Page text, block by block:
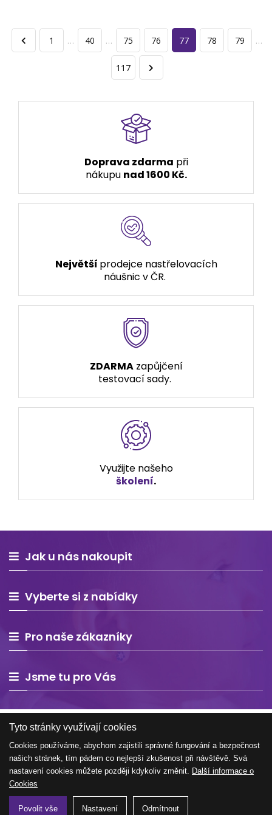
1 … 40 … 75 76 77 78 79 …
117
Doprava zdarma při
nákupu nad 1600 Kč.
Největší prodejce nastřelovacích
náušnic v ČR.
ZDARMAzapůjčení
testovací sady.
Využijte našeho
školení.
Jak u nás nakoupit
Vyberte si z nabídky
Pro naše zákazníky
Jsme tu pro Vás
Copyright © 2026 Estelle Europe s.r.o. – všechna práva
Tvorba e-shopu na míruWEBNIA.cz
Tyto stránky využívají cookies
Cookies používáme, abychom zajistili správné fungování a bezpečnost
našich stránek, tím pádem co nejlepší zkušenost při návštěvě. Svá
nastavení cookies můžete později kdykoliv změnit. Další informace o
Cookies
Povolit vše Nastavení Odmítnout